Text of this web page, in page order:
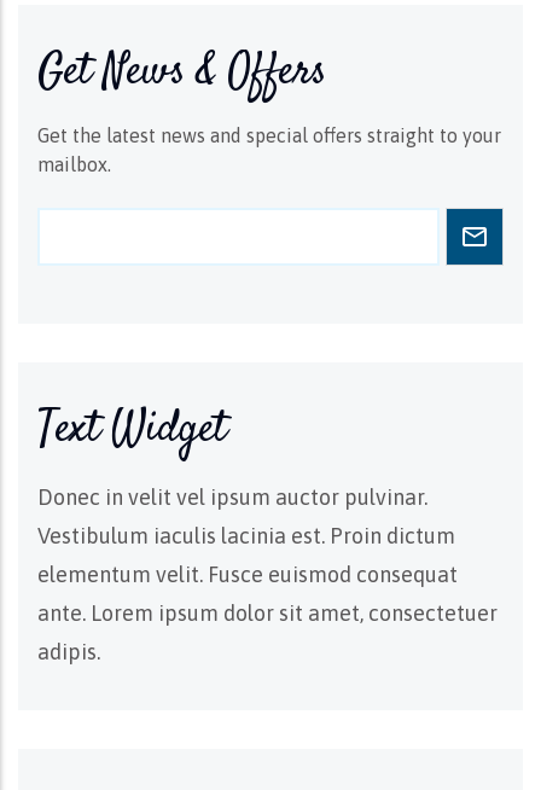
Get News & Offers
Get the latest news and special offers straight to your
mailbox.
Text Widget
Donec in velit vel ipsum auctor pulvinar.
Vestibulum iaculis lacinia est. Proin dictum
elementum velit. Fusce euismod consequat
ante. Lorem ipsum dolor sit amet, consectetuer
adipis.